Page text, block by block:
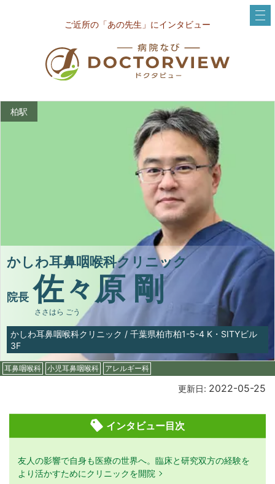
ご近所の「あの先生」にインタビュー
柏駅
かしわ耳鼻咽喉科クリニック
院長 佐々原 剛
ささはら ごう
かしわ耳鼻咽喉科クリニック / 千葉県柏市柏1-5-4 K・SITYビル
3F
耳鼻咽喉科 小児耳鼻咽喉科 アレルギー科
更新日: 2022-05-25
インタビュー目次
友人の影響で自身も医療の世界へ。臨床と研究双方の経験を
より活かすためにクリニックを開院